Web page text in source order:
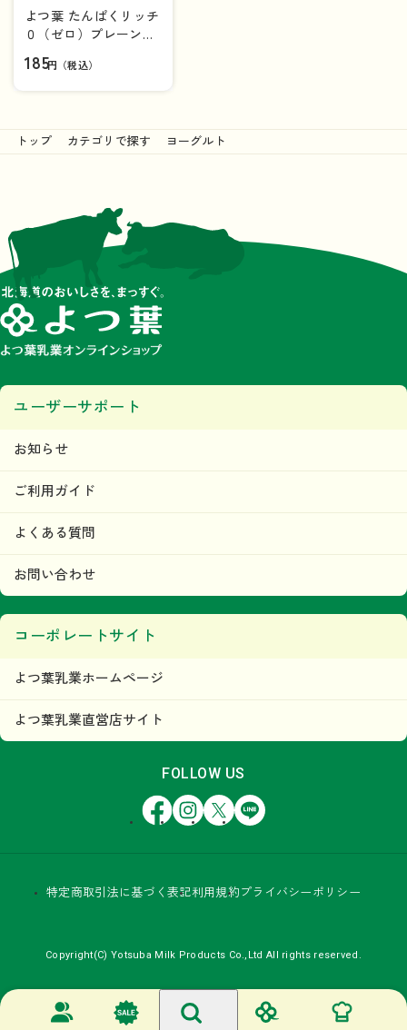
よつ葉 たんぱくリッチ
０（ゼロ）プレーン加
185円（税込）
トップ カテゴリで探す ヨーグルト
ユーザーサポート
お知らせ
ご利用ガイド
よくある質問
お問い合わせ
コーポレートサイト
よつ葉乳業ホームページ
よつ葉乳業直営店サイト
FOLLOW US
FacebookInstagram
X LINE
特定商取引法に基づく表記利用規約 プライバシーポリシー
Copyright(C) Yotsuba Milk Products Co.,Ltd All rights reserved.